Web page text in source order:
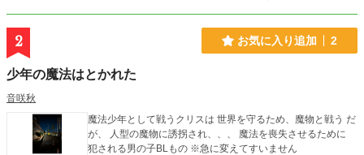
2 お気に入り追加 2
少年の魔法はとかれた
音咲秋
魔法少年として戦うクリスは 世界を守るため、魔物と戦う だ
が、 人型の魔物に誘拐され、、、 魔法を喪失させるために
犯される男の子BLもの ※急に変えてすいません